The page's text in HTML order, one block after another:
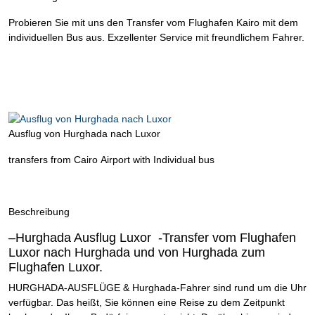
Probieren Sie mit uns den Transfer vom Flughafen Kairo mit dem
individuellen Bus aus. Exzellenter Service mit freundlichem Fahrer.
Ausflug von Hurghada nach Luxor
transfers from Cairo Airport with Individual bus
Beschreibung
–Hurghada Ausflug Luxor -Transfer vom Flughafen
Luxor nach Hurghada und von Hurghada zum
Flughafen Luxor.
HURGHADA-AUSFLÜGE & Hurghada-Fahrer sind rund um die Uhr
verfügbar. Das heißt, Sie können eine Reise zu dem Zeitpunkt